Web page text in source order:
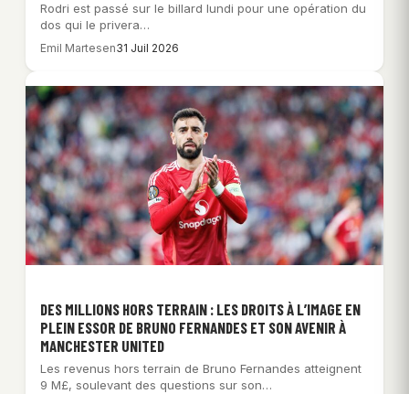
Rodri est passé sur le billard lundi pour une opération du
dos qui le privera…
Emil Martesen31 Juil 2026
DES MILLIONS HORS TERRAIN : LES DROITS À L’IMAGE EN
PLEIN ESSOR DE BRUNO FERNANDES ET SON AVENIR À
MANCHESTER UNITED
Les revenus hors terrain de Bruno Fernandes atteignent
9 M£, soulevant des questions sur son…